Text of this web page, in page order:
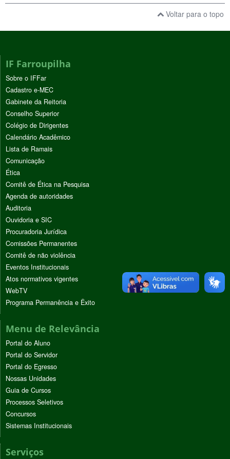
Voltar para o topo
IF Farroupilha
Sobre o IFFar
Cadastro e-MEC
Gabinete da Reitoria
Conselho Superior
Colégio de Dirigentes
Calendário Acadêmico
Lista de Ramais
Comunicação
Ética
Comitê de Ética na Pesquisa
Agenda de autoridades
Auditoria
Ouvidoria e SIC
Procuradoria Jurídica
Comissões Permanentes
Comitê de não violência
Eventos Institucionais
Atos normativos vigentes
WebTV
Programa Permanência e Êxito
Menu de Relevância
Portal do Aluno
Portal do Servidor
Portal do Egresso
Nossas Unidades
Guia de Cursos
Processos Seletivos
Concursos
Sistemas Institucionais
Serviços